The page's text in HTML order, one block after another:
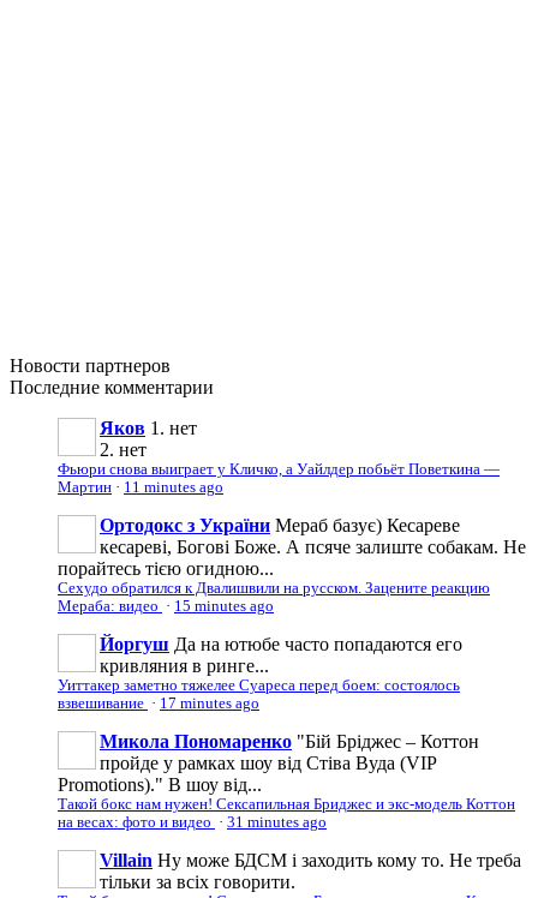
Новости партнеров
Последние комментарии
Яков 1. нет
2. нет
Фьюри снова выиграет у Кличко, а Уайлдер побьёт Поветкина —
Мартин · 11 minutes ago
Ортодокс з України Мераб базує) Кесареве
кесареві, Богові Боже. А псяче залиште собакам. Не
порайтесь тією огидною...
Сехудо обратился к Двалишвили на русском. Зацените реакцию
Мераба: видео · 15 minutes ago
Йоргуш Да на ютюбе часто попадаются его
кривляния в ринге...
Уиттакер заметно тяжелее Суареса перед боем: состоялось
взвешивание · 17 minutes ago
Микола Пономаренко "Бій Бріджес – Коттон
пройде у рамках шоу від Стіва Вуда (VIP
Promotions)." В шоу від...
Такой бокс нам нужен! Сексапильная Бриджес и экс-модель Коттон
на весах: фото и видео · 31 minutes ago
Villain Ну може БДСМ і заходить кому то. Не треба
тільки за всіх говорити.